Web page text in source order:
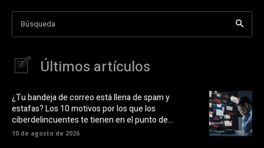
Búsqueda
Últimos artículos
¿Tu bandeja de correo está llena de spam y
estafas? Los 10 motivos por los que los
ciberdelincuentes te tienen en el punto de...
10 de agosto de 2026